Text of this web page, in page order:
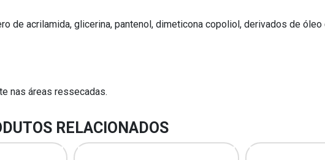
de acrilamida, glicerina, pantenol, dimeticona copoliol, derivados de óleo
nas áreas ressecadas.
RELACIONADOS